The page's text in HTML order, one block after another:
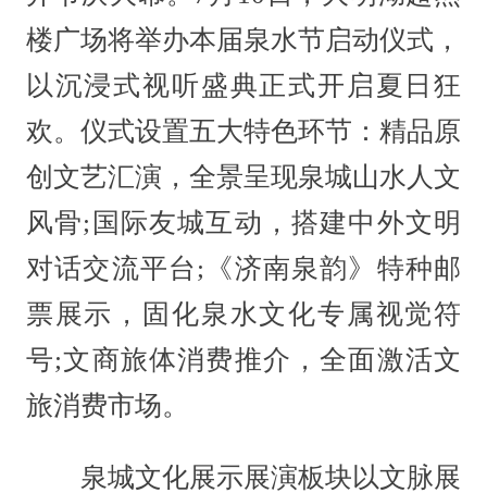
楼广场将举办本届泉水节启动仪式，
以沉浸式视听盛典正式开启夏日狂
欢。仪式设置五大特色环节：精品原
创文艺汇演，全景呈现泉城山水人文
风骨;国际友城互动，搭建中外文明
对话交流平台;《济南泉韵》特种邮
票展示，固化泉水文化专属视觉符
号;文商旅体消费推介，全面激活文
旅消费市场。
泉城文化展示展演板块以文脉展